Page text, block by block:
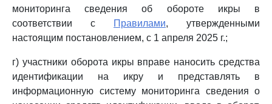
мониторинга сведения об обороте икры в
соответствии с
Правилами, утвержденными
настоящим постановлением, с 1 апреля 2025 г.;
г) участники оборота икры вправе наносить средства
идентификации на икру и представлять в
информационную систему мониторинга сведения о